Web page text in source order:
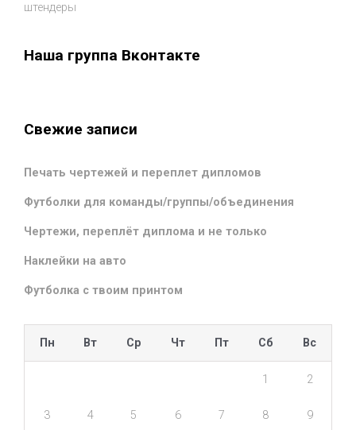
штендеры
Наша группа Вконтакте
Свежие записи
Печать чертежей и переплет дипломов
Футболки для команды/группы/объединения
Чертежи, переплёт диплома и не только
Наклейки на авто
Футболка с твоим принтом
Пн Вт Ср Чт Пт Сб Вс
1 2
3 4 5 6 7 8 9